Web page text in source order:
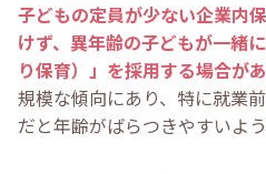
子どもの定員が少ない企業内
けず、異年齢の子どもが一緒
り保育）」を採用する場合が
規模な傾向にあり、特に就業
だと年齢がばらつきやすいよう